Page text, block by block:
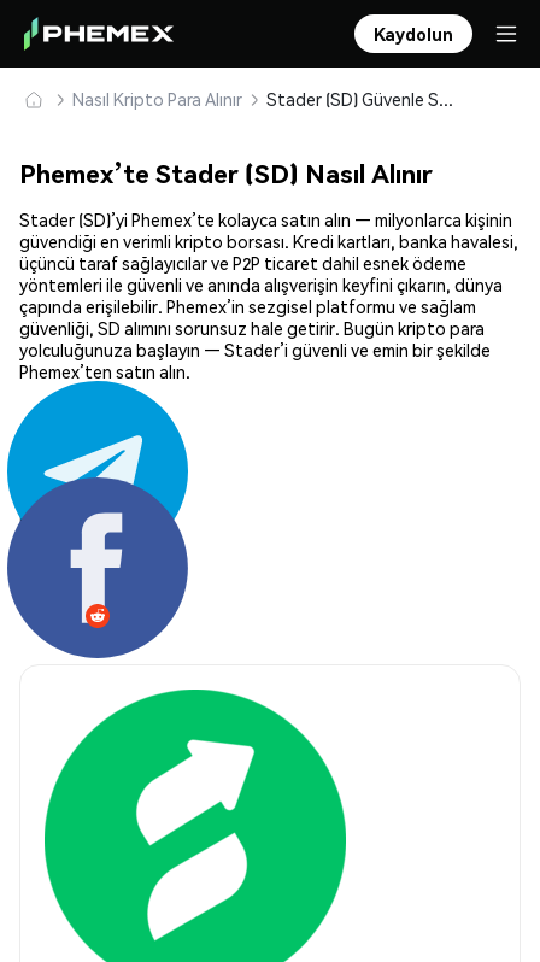
Kaydolun
Nasıl Kripto Para Alınır Stader (SD) Güvenle Satın Alın ve Saklayın
Phemex’te Stader (SD) Nasıl Alınır
Stader (SD)’yi Phemex’te kolayca satın alın — milyonlarca kişinin
güvendiği en verimli kripto borsası. Kredi kartları, banka havalesi,
üçüncü taraf sağlayıcılar ve P2P ticaret dahil esnek ödeme
yöntemleri ile güvenli ve anında alışverişin keyfini çıkarın, dünya
çapında erişilebilir. Phemex’in sezgisel platformu ve sağlam
güvenliği, SD alımını sorunsuz hale getirir. Bugün kripto para
yolculuğunuza başlayın — Stader’i güvenli ve emin bir şekilde
Phemex’ten satın alın.
Paylaş: